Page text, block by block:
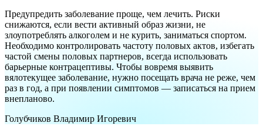
Предупредить заболевание проще, чем лечить. Риски
снижаются, если вести активный образ жизни, не
злоупотреблять алкоголем и не курить, заниматься спортом.
Необходимо контролировать частоту половых актов, избегать
частой смены половых партнеров, всегда использовать
барьерные контрацептивы. Чтобы вовремя выявить
вялотекущее заболевание, нужно посещать врача не реже, чем
раз в год, а при появлении симптомов — записаться на прием
внепланово.
Голубчиков Владимир Игоревич